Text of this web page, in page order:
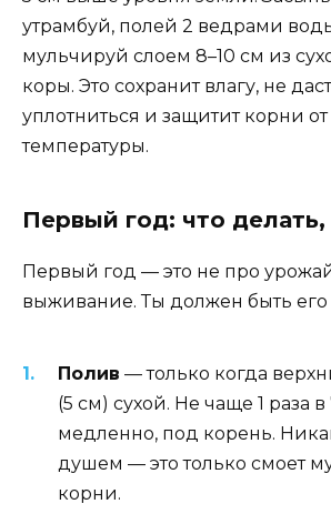
утрамбуй, полей 2 ведрами
мульчируй слоем 8–10 см из
коры. Это сохранит влагу, не
уплотниться и защитит корни
температуры.
Первый год: что
Первый год — это не про
выживание. Ты должен быть его
Полив — только когда
(5 см) сухой. Не чаще 1 раза
медленно, под корень.
душем — это только смоет
корни.